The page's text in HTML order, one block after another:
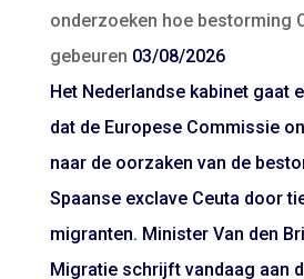
onderzoeken hoe bestorming
gebeuren 03/08/2026
Het Nederlandse kabinet gaat
dat de Europese Commissie
naar de oorzaken van de
Spaanse exclave Ceuta door
migranten. Minister Van den
Migratie schrijft vandaag aan